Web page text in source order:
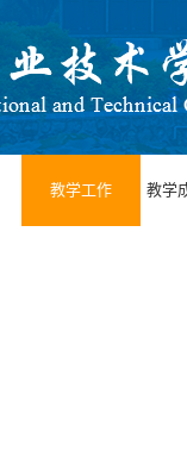
教学工作 教学